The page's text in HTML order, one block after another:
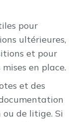
pour
ultérieures,
et pour
en place.
et des
de litige. Si